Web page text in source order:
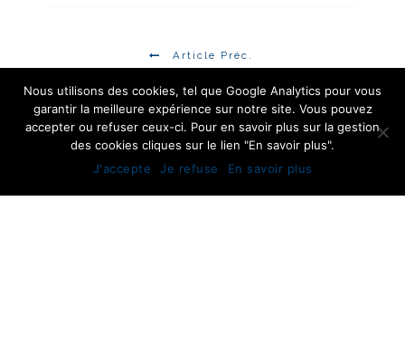
Article Préc.
Catégories
Nous utilisons des cookies, tel que Google Analytics pour vous
garantir la meilleure expérience sur notre site. Vous pouvez
accepter ou refuser ceux-ci. Pour en savoir plus sur la gestion
des cookies cliques sur le lien "En savoir plus".
J'accepte
Je refuse En savoir plus